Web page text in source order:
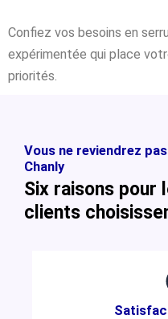
Confiez vos besoins en
expérimentée qui place
priorités.
Vous ne reviendrez
Chanly
Six raisons pour
clients